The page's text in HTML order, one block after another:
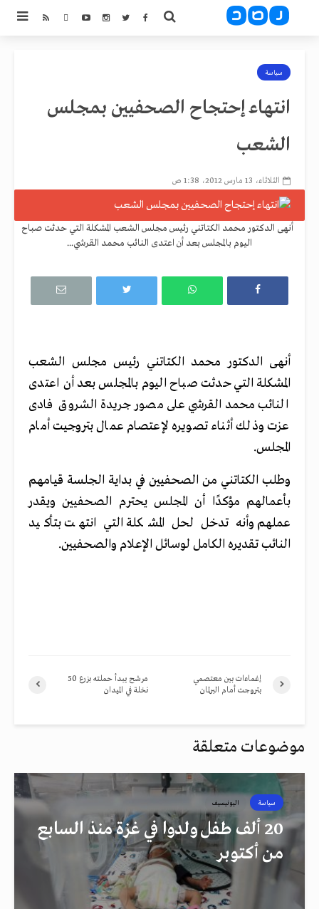
سياسة
انتهاء إحتجاح الصحفيين بمجلس
الشعب
الثلاثاء، 13 مارس 2012، 1:38 ص
أنهى الدكتور محمد الكتاتني رئيس مجلس الشعب المشكلة التي حدثت صباح
اليوم بالمجلس بعد أن اعتدى النائب محمد القرشي...
أنهى الدكتور محمد الكتاتني رئيس مجلس الشعب
المشكلة التي حدثت صباح اليوم بالمجلس بعد أن اعتدى
النائب محمد القرشي على مصور جريدة الشروق فادى
عزت وذلك أثناء تصويره لإعتصام عمال بتروجيت أمام
المجلس.
وطلب الكتاتني من الصحفيين في بداية الجلسة قيامهم
بأعمالهم مؤكدًا أن المجلس يحترم الصحفيين ويقدر
عملهم وأنه تدخل لحل المشكلة التي انتهت بتأكيد
النائب تقديره الكامل لوسائل الإعلام والصحفيين.
مرشح يبدأ حملته بزرع 50
نخلة في الميدان
إغماءات بين معتصمي
بتروجت أمام البرلمان
موضوعات متعلقة
سياسة اليونيسيف
20 ألف طفل ولدوا في غزة منذ السابع
من أكتوبر